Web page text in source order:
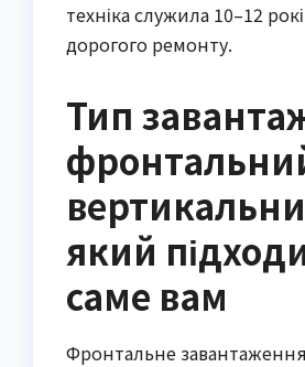
техніка служила 10–12
дорогого ремонту.
Тип
який
саме вам
Фронтальне